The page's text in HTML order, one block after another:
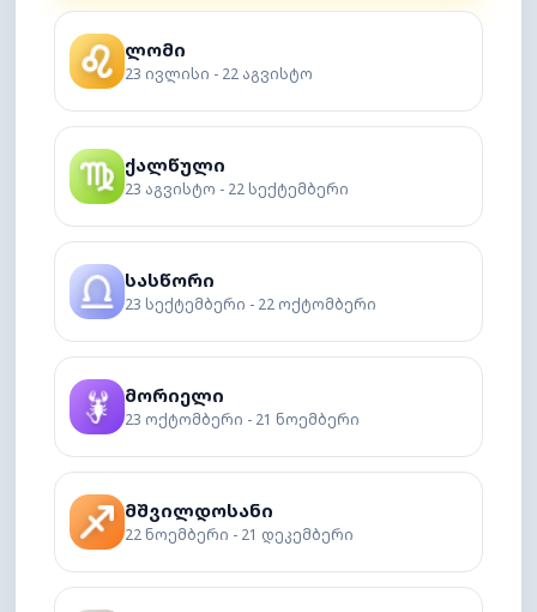
ლომი
23 ივლისი - 22 აგვისტო
ქალწული
23 აგვისტო - 22 სექტემბერი
სასწორი
23 სექტემბერი - 22 ოქტომბერი
მორიელი
23 ოქტომბერი - 21 ნოემბერი
მშვილდოსანი
22 ნოემბერი - 21 დეკემბერი